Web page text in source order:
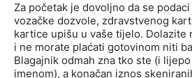
Za početak je dovoljno da se
vozačke dozvole, zdravstvenog
kartice upišu u vaše tijelo. Dolazite
i ne morate plaćati gotovinom niti
Blagajnik odmah zna tko ste (i
imenom), a konačan iznos